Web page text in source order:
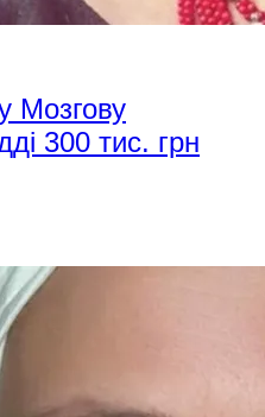
Мозгову
300 тис. грн